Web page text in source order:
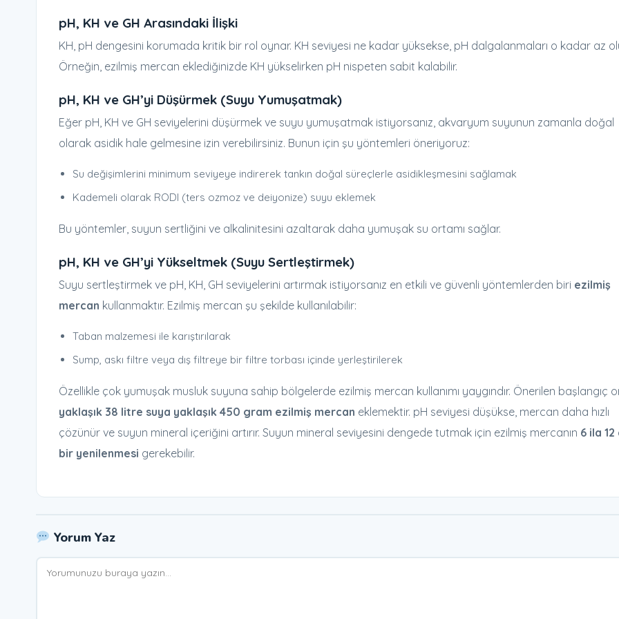
pH, KH ve GH Arasındaki İlişki
KH, pH dengesini korumada kritik bir rol oynar. KH seviyesi ne kadar yüksekse, pH dalgalanmaları o kadar az
Örneğin, ezilmiş mercan eklediğinizde KH yükselirken pH nispeten sabit kalabilir.
pH, KH ve GH’yi Düşürmek (Suyu Yumuşatmak)
Eğer pH, KH ve GH seviyelerini düşürmek ve suyu yumuşatmak istiyorsanız, akvaryum suyunun zamanla doğal
olarak asidik hale gelmesine izin verebilirsiniz. Bunun için şu yöntemleri öneriyoruz:
Su değişimlerini minimum seviyeye indirerek tankın doğal süreçlerle asidikleşmesini sağlamak
Kademeli olarak RODI (ters ozmoz ve deiyonize) suyu eklemek
Bu yöntemler, suyun sertliğini ve alkalinitesini azaltarak daha yumuşak su ortamı sağlar.
pH, KH ve GH’yi Yükseltmek (Suyu Sertleştirmek)
Suyu sertleştirmek ve pH, KH, GH seviyelerini artırmak istiyorsanız en etkili ve güvenli yöntemlerden biri ezilmiş
mercan kullanmaktır. Ezilmiş mercan şu şekilde kullanılabilir:
Taban malzemesi ile karıştırılarak
Sump, askı filtre veya dış filtreye bir filtre torbası içinde yerleştirilerek
Özellikle çok yumuşak musluk suyuna sahip bölgelerde ezilmiş mercan kullanımı yaygındır. Önerilen başlangıç
yaklaşık 38 litre suya yaklaşık 450 gram ezilmiş mercan eklemektir. pH seviyesi düşükse, mercan daha hızlı
çözünür ve suyun mineral içeriğini artırır. Suyun mineral seviyesini dengede tutmak için ezilmiş mercanın 6 ila
bir yenilenmesi gerekebilir.
Yorum Yaz
Yorum